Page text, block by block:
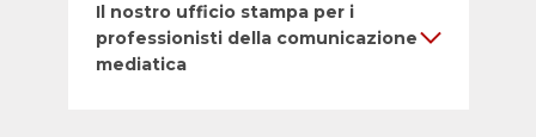
Il nostro ufficio stampa per i
professionisti della comunicazione
mediatica